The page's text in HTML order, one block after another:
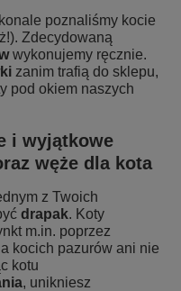
poznaliśmy kocie
Zdecydowaną
wykonujemy ręcznie.
zanim trafią do sklepu,
pod okiem naszych
i wyjątkowe
węże dla kota
z Twoich
drapak. Koty
m.in. poprzez
kocich pazurów ani nie
kotu
, unikniesz